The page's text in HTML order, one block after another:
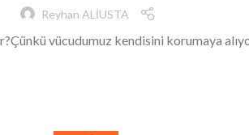
Reyhan ALİUSTA
vücudumuz kendisini korumaya